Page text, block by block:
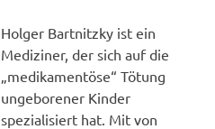
Holger Bartnitzky ist ein
Mediziner, der sich auf die
„medikamentöse“ Tötung
ungeborener Kinder
spezialisiert hat. Mit von